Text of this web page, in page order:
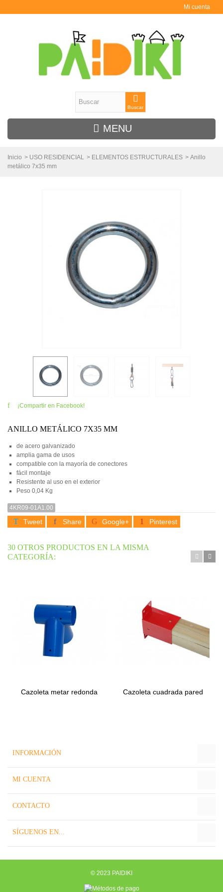
Mi cuenta
Buscar
MENU
Inicio > USO RESIDENCIAL > ELEMENTOS ESTRUCTURALES > Anillo
metálico 7x35 mm
¡Compartir en Facebook!
ANILLO METÁLICO 7X35 MM
de acero galvanizado
amplia gama de usos
compatible con la mayoría de conectores
fácil montaje
Resistente al uso en el exterior
Peso 0,04 Kg
4KR09-01A1.00
Tweet Share Google+ Pinterest
30 OTROS PRODUCTOS EN LA MISMA
CATEGORÍA:
Cazoleta metar redonda
Cazoleta cuadrada pared
INFORMACIÓN
MI CUENTA
CONTACTO
SÍGUENOS EN...
© 2023 PAIDIKI